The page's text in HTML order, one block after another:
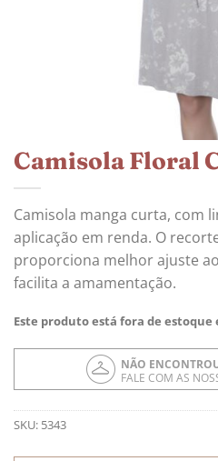
Camisola Floral
Camisola manga curta, com
aplicação em renda. O
proporciona melhor ajuste
facilita a amamentação.
Este produto está fora de estoque
NÃO
FALE COM AS
SKU: 5343